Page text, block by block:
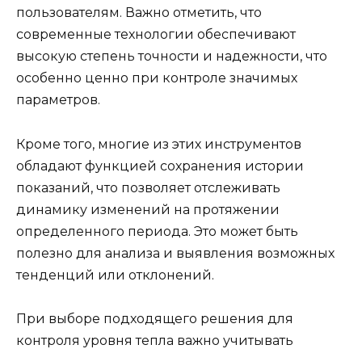
пользователям. Важно отметить, что
современные технологии обеспечивают
высокую степень точности и надежности, что
особенно ценно при контроле значимых
параметров.
Кроме того, многие из этих инструментов
обладают функцией сохранения истории
показаний, что позволяет отслеживать
динамику изменений на протяжении
определенного периода. Это может быть
полезно для анализа и выявления возможных
тенденций или отклонений.
При выборе подходящего решения для
контроля уровня тепла важно учитывать